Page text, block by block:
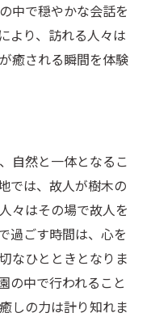
中で穏やかな会話を
より、訪れる人々は
癒される瞬間を体験
自然と一体となるこ
では、故人が樹木の
々はその場で故人を
過ごす時間は、心を
なひとときとなりま
の中で行われること
しの力は計り知れま